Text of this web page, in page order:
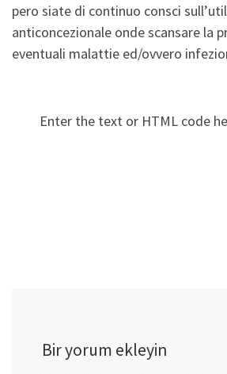
pero siate di continuo consci
anticoncezionale onde scansare la
eventuali malattie ed/ovvero
Enter the text or HTML code
Bir yorum ekleyin